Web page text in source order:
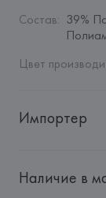
Состав: 39%
Цвет
Импортер
Наличие в